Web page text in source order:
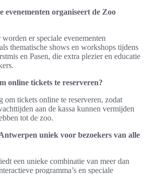
evenementen organiseert de Zoo
er speciale evenementen
thematische shows en workshops tijdens
en Pasen, die extra plezier en educatie
online tickets te reserveren?
om tickets online te reserveren, zodat
aan de kassa kunnen vermijden
tot de zoo.
uniek voor bezoekers van alle
een unieke combinatie van meer dan
programma’s en speciale